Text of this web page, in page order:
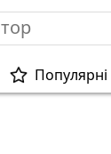
Популярні